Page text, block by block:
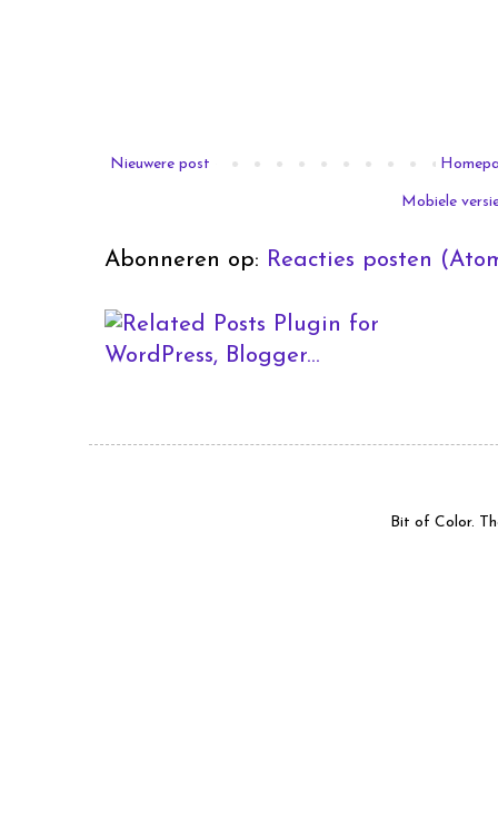
Nieuwere post
Mobiele
Abonneren op: Reacties posten
Bit of Color.